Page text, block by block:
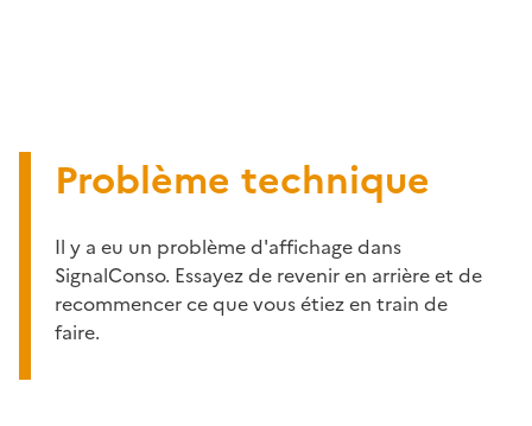
Problème technique
Il y a eu un problème d'affichage dans
SignalConso. Essayez de revenir en arrière et de
recommencer ce que vous étiez en train de
faire.